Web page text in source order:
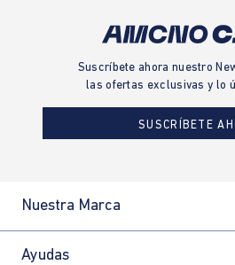
Suscríbete ahora nuestro
las ofertas exclusivas y lo
SUSCRÍBETE
Nuestra Marca
Ayudas